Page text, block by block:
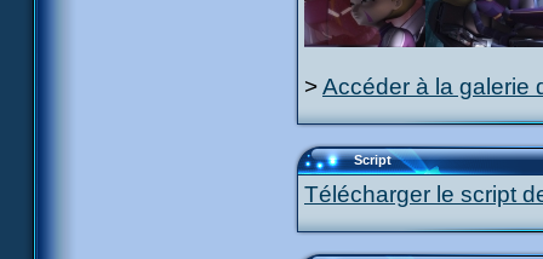
>Accéder à la galerie
Script
Télécharger le script